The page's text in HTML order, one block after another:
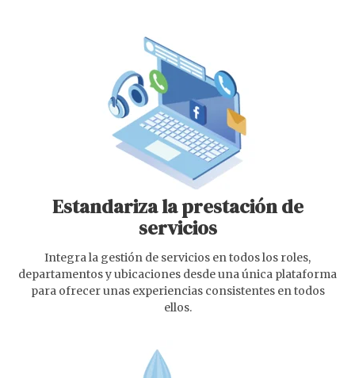
Estandariza la prestación de
servicios
Integra la gestión de servicios en todos los roles,
departamentos y ubicaciones desde una única plataforma
para ofrecer unas experiencias consistentes en todos
ellos.